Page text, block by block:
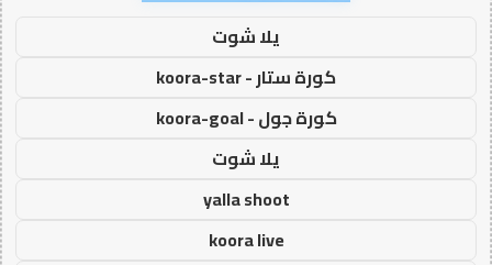
يلا شوت
كورة ستار - koora-star
كورة جول - koora-goal
يلا شوت
yalla shoot
koora live